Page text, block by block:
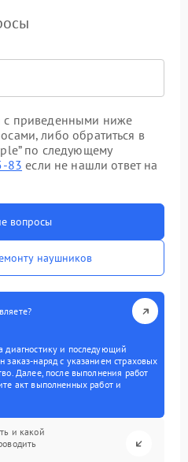
с приведенными ниже
либо обратиться в
по следующему
83 если не нашли ответ на
вопросы
наушников
диагностику и последующий
заказ-наряд с указанием страховых
Далее, после выполнения работ
акт выполненных работ и
и какой